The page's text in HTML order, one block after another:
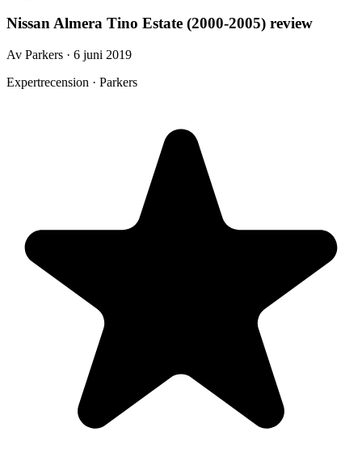
Nissan Almera Tino Estate (2000-2005) review
Av Parkers · 6 juni 2019
Expertrecension · Parkers